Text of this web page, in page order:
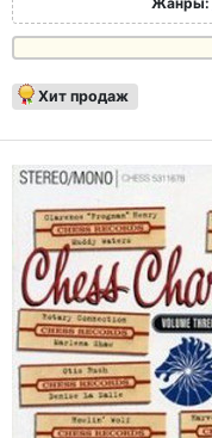
Хит продаж